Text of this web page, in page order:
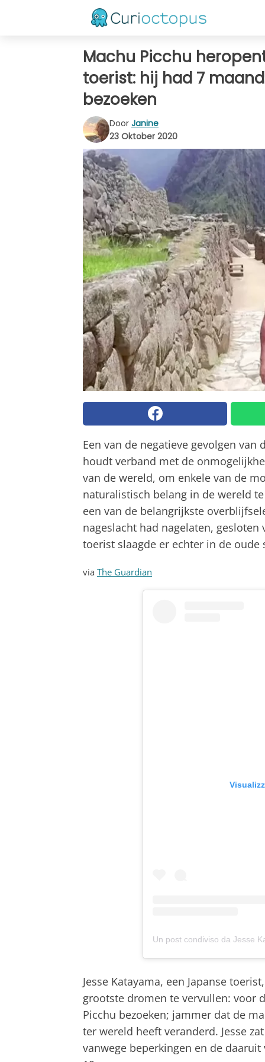
Machu Picchu
toerist: hij had 7
bezoeken
Door Janine
23 Oktober 2020
Een van de negatieve gevolgen
houdt verband met de
van de wereld, om enkele van de
naturalistisch belang in de wereld
een van de belangrijkste
nageslacht had nagelaten,
toerist slaagde er echter in de
via The Guardian
Un post condiviso da Jesse
Jesse Katayama, een Japanse
grootste dromen te vervullen: voor
Picchu bezoeken; jammer dat de
ter wereld heeft veranderd. Jesse
vanwege beperkingen en de